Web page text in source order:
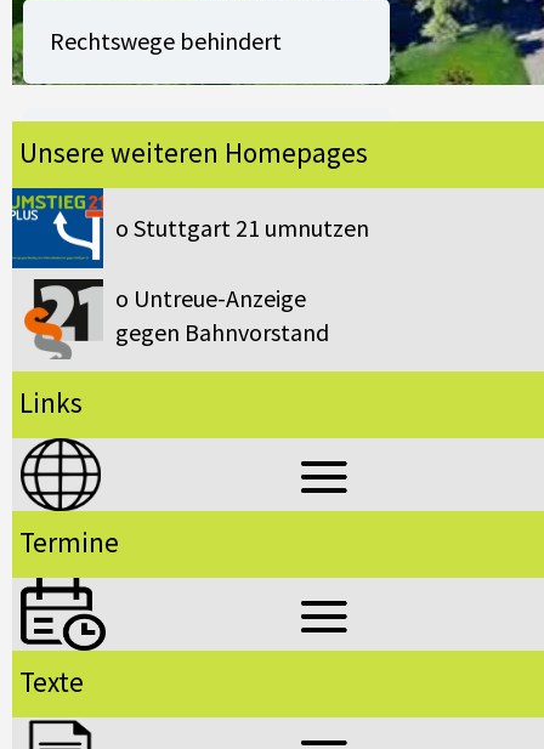
Rechtswege behindert
Lösungsvorschlag: Umstieg 21
Unsere weiteren Homepages
o Stuttgart 21 umnutzen
o Untreue-Anzeige
gegen Bahnvorstand
Links
Termine
Texte